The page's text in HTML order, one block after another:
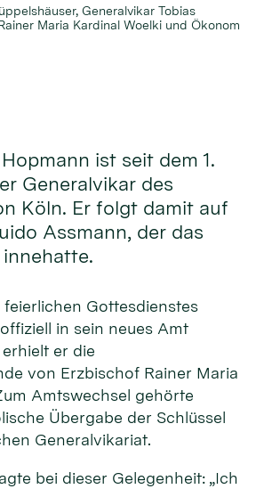
Generalvikar Tobias
Maria Kardinal Woelki und Ökonom
ist seit dem 1.
Generalvikar des
Köln. Er folgt damit auf
Assmann, der das
feierlichen Gottesdienstes
in sein neues Amt
er die
von Erzbischof Rainer Maria
Amtswechsel gehörte
Übergabe der Schlüssel
Generalvikariat.
bei dieser Gelegenheit: „Ich